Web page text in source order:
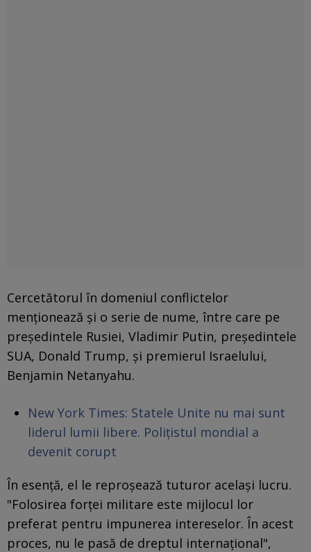
Cercetătorul în domeniul conflictelor
menționează și o serie de nume, între care pe
președintele Rusiei, Vladimir Putin, președintele
SUA, Donald Trump, și premierul Israelului,
Benjamin Netanyahu.
New York Times: Statele Unite nu mai sunt
liderul lumii libere. Polițistul mondial a
devenit corupt
În esență, el le reproșează tuturor același lucru.
"Folosirea forței militare este mijlocul lor
preferat pentru impunerea intereselor. În acest
proces, nu le pasă de dreptul internațional",